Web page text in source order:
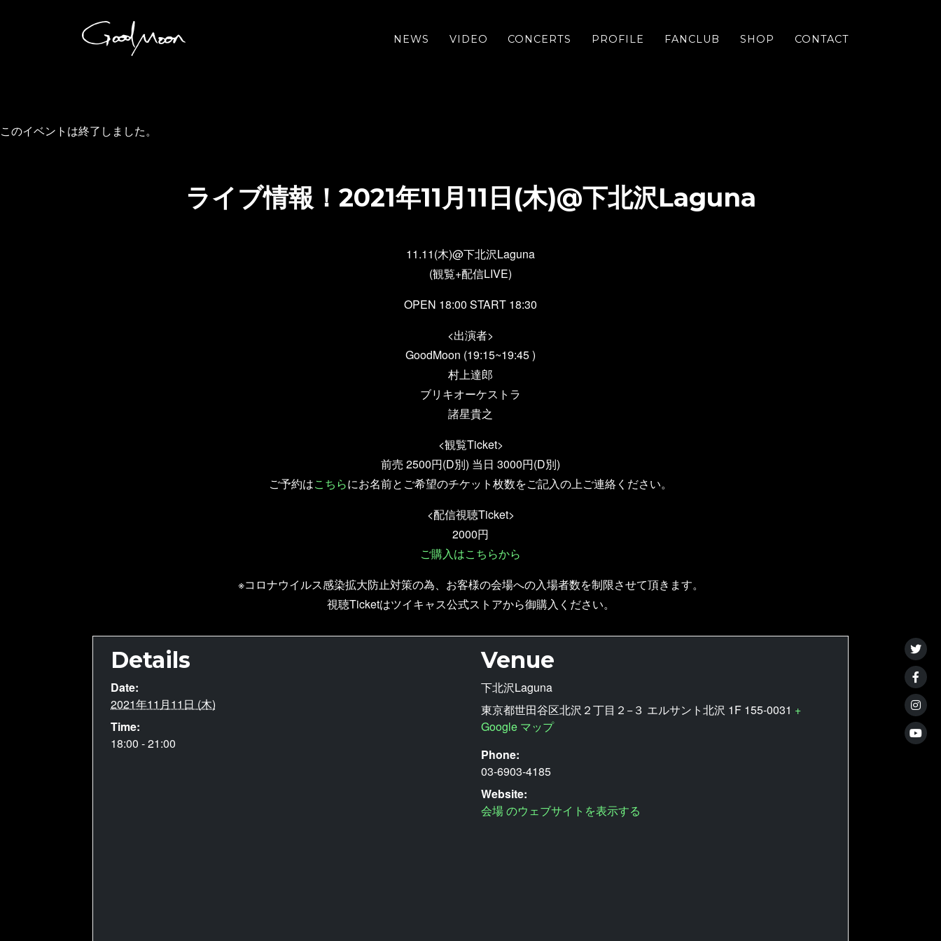
NEWS VIDEO CONCERTS PROFILE FANCLUB SHOP CONTACT
このイベントは終了しました。
ライブ情報！2021年11月11日(木)@下北沢Laguna
11.11(木)@下北沢Laguna
(観覧+配信LIVE)
OPEN 18:00 START 18:30
<出演者>
GoodMoon (19:15~19:45 )
村上達郎
ブリキオーケストラ
諸星貴之
<観覧Ticket>
前売 2500円(D別) 当日 3000円(D別)
ご予約はこちらにお名前とご希望のチケット枚数をご記入の上ご連絡ください。
<配信視聴Ticket>
2000円
ご購入はこちらから
※コロナウイルス感染拡大防止対策の為、お客様の会場への入場者数を制限させて頂きます。
視聴Ticketはツイキャス公式ストアから御購入ください。
Details
Date:
2021年11月11日 (木)
Time:
18:00 - 21:00
Venue
下北沢Laguna
東京都世田谷区北沢２丁目２−３ エルサント北沢 1F 155-0031 +
Google マップ
Phone:
03-6903-4185
Website:
会場 のウェブサイトを表示する